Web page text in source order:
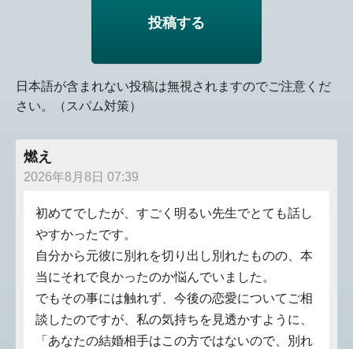
日本語が含まれない投稿は無視されますのでご注意くだ
さい。（スパム対策）
燃え
2026年8月8日 07:39
初めてでしたが、すごく明るい先生でとても話し
やすかったです。
自分から元彼に別れを切り出し別れたものの、本
当にそれで良かったのか悩んでいました。
でもその事には触れず、今後の恋愛についてご相
談したのですが、私の気持ちを見透かすように、
「あなたの結婚相手はこの方ではないので、別れ